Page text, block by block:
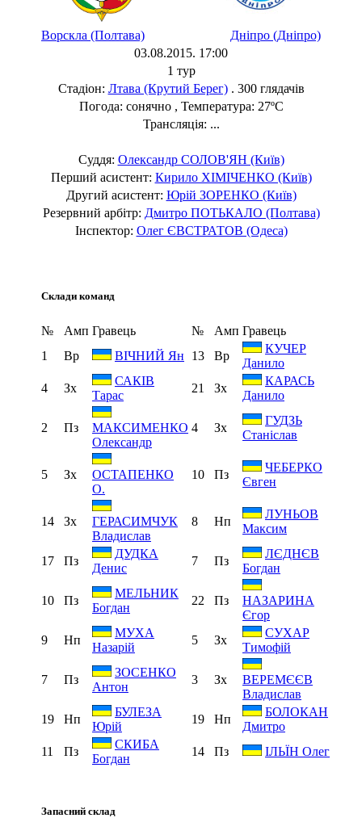
Ворскла (Полтава)
Дніпро (Дніпро)
03.08.2015. 17:00
1 тур
Стадіон: Лтава (Крутий Берег). 300 глядачів
Погода: сонячно , Температура: 27ºC
Трансляція: ...
Суддя: Олександр СОЛОВ'ЯН (Київ)
Перший асистент: Кирило ХІМІЧЕНКО (Київ)
Другий асистент: Юрій ЗОРЕНКО (Київ)
Резервний арбітр: Дмитро ПОТЬКАЛО (Полтава)
Інспектор: Олег ЄВСТРАТОВ (Одеса)
Склади команд
№ Амп Гравець № Амп Гравець
1
Вр ВІЧНИЙ Ян 13 Вр
КУЧЕР
Данило
4
Зх
САКІВ
Тарас
21 Зх
КАРАСЬ
Данило
2 Пз
МАКСИМЕНКО
Олександр
4 Зх
ГУДЗЬ
Станіслав
5 Зх
ОСТАПЕНКО
О.
10 Пз
ЧЕБЕРКО
Євген
14 Зх
ГЕРАСИМЧУК
Владислав
8 Нп
ЛУНЬОВ
Максим
17 Пз
ДУДКА
Денис
7 Пз
ЛЄДНЄВ
Богдан
10 Пз
МЕЛЬНИК
Богдан
22 Пз
НАЗАРИНА
Єгор
9
Нп
МУХА
Назарій
5 Зх
СУХАР
Тимофій
7 Пз
ЗОСЕНКО
Антон
3 Зх
ВЕРЕМЄЄВ
Владислав
19
Нп
БУЛЕЗА
Юрій
19 Нп
БОЛОКАН
Дмитро
11
Пз
СКИБА
Богдан
14 Пз ІЛЬЇН Олег
Запасний склад